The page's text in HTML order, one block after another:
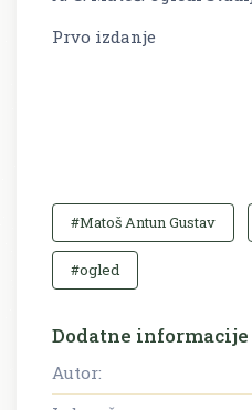
Prvo izdanje
#Matoš Antun Gustav
#ogled
Dodatne informacije
Autor: